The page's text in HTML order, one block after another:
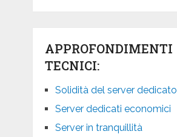
APPROFONDIMENTI
TECNICI:
Solidità del server dedicato
Server dedicati economici
Server in tranquillità